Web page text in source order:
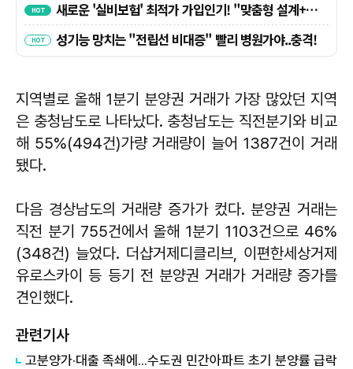
지역별로 올해 1분기 분양권 거래가 가장 많았던 지역
은 충청남도로 나타났다. 충청남도는 직전분기와 비교
해 55%(494건)가량 거래량이 늘어 1387건이 거래
됐다.
다음 경상남도의 거래량 증가가 컸다. 분양권 거래는
직전 분기 755건에서 올해 1분기 1103건으로 46%
(348건) 늘었다. 더샵거제디클리브, 이편한세상거제
유로스카이 등 등기 전 분양권 거래가 거래량 증가를
견인했다.
관련기사
고분양가·대출 족쇄에...수도권 민간아파트 초기 분양률 급락